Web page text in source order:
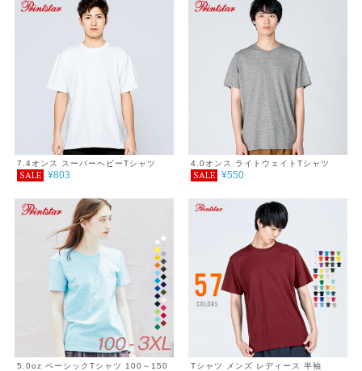
ごもり プチプラ コーデ
7.4オンス スーパーヘビーTシャツ
2XL
SALE ¥803
4.0オンス ライトウェイトTシャツ
XXL
SALE ¥550
5.0oz ベーシックTシャツ 100～150
Tシャツ メンズ レディース 半袖